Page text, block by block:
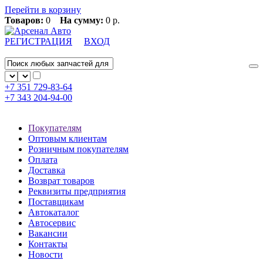
Перейти в корзину
Товаров: 0 На сумму: 0 р.
РЕГИСТРАЦИЯ ВХОД
+7 351 729-83-64
+7 343 204-94-00
Покупателям
Оптовым клиентам
Розничным покупателям
Оплата
Доставка
Возврат товаров
Реквизиты предприятия
Поставщикам
Автокаталог
Автосервис
Вакансии
Контакты
Новости